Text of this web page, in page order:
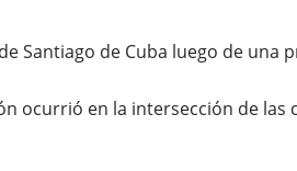
Santiago de Cuba luego de una
en la intersección de las